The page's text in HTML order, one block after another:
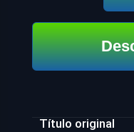
Título original